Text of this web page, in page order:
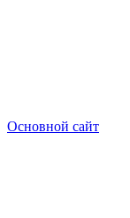
Основной сайт